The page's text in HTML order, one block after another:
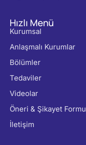
Hızlı Menü
Kurumsal
Anlaşmalı Kurumlar
Bölümler
Tedaviler
Videolar
Öneri & Şikayet Formu
İletişim